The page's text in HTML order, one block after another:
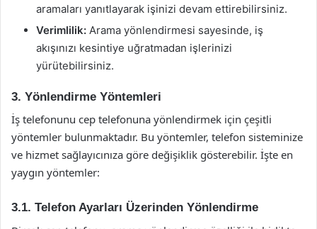
aramaları yanıtlayarak işinizi devam ettirebilirsiniz.
Verimlilik: Arama yönlendirmesi sayesinde, iş
akışınızı kesintiye uğratmadan işlerinizi
yürütebilirsiniz.
3. Yönlendirme Yöntemleri
İş telefonunu cep telefonuna yönlendirmek için çeşitli
yöntemler bulunmaktadır. Bu yöntemler, telefon sisteminize
ve hizmet sağlayıcınıza göre değişiklik gösterebilir. İşte en
yaygın yöntemler:
3.1. Telefon Ayarları Üzerinden Yönlendirme